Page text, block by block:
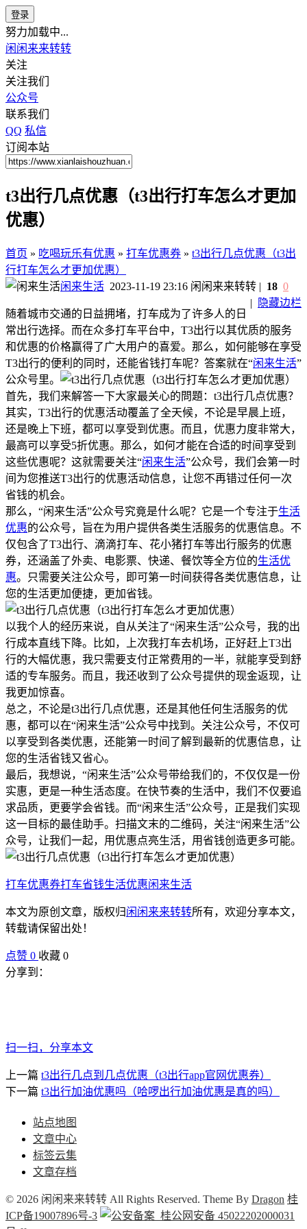
登录
努力加载中...
闲闲来来转转
关注
关注我们
公众号
联系我们
QQ 私信
订阅本站
t3出行几点优惠（t3出行打车怎么才更加
优惠）
首页 » 吃喝玩乐有优惠 » 打车优惠券 » t3出行几点优惠（t3出
行打车怎么才更加优惠）
闲来生活 2023-11-19 23:16 闲闲来来转转
|
隐藏边栏
| 18 0
随着城市交通的日益拥堵，打车成为了许多人的日
常出行选择。而在众多打车平台中，T3出行以其优质的服务
和优惠的价格赢得了广大用户的喜爱。那么，如何能够在享受
T3出行的便利的同时，还能省钱打车呢？答案就在“闲来生活”
公众号里。
首先，我们来解答一下大家最关心的問題：t3出行几点优惠？
其实，T3出行的优惠活动覆盖了全天候，不论是早晨上班，
还是晚上下班，都可以享受到优惠。而且，优惠力度非常大，
最高可以享受5折优惠。那么，如何才能在合适的时间享受到
这些优惠呢？这就需要关注“闲来生活”公众号，我们会第一时
间为您推送T3出行的优惠活动信息，让您不再错过任何一次
省钱的机会。
那么，“闲来生活”公众号究竟是什么呢？它是一个专注于生活
优惠的公众号，旨在为用户提供各类生活服务的优惠信息。不
仅包含了T3出行、滴滴打车、花小猪打车等出行服务的优惠
券，还涵盖了外卖、电影票、快递、餐饮等全方位的生活优
惠。只需要关注公众号，即可第一时间获得各类优惠信息，让
您的生活更加便捷，更加省钱。
以我个人的经历来说，自从关注了“闲来生活”公众号，我的出
行成本直线下降。比如，上次我打车去机场，正好赶上T3出
行的大幅优惠，我只需要支付正常费用的一半，就能享受到舒
适的专车服务。而且，我还收到了公众号提供的现金返现，让
我更加惊喜。
总之，不论是t3出行几点优惠，还是其他任何生活服务的优
惠，都可以在“闲来生活”公众号中找到。关注公众号，不仅可
以享受到各类优惠，还能第一时间了解到最新的优惠信息，让
您的生活省钱又省心。
最后，我想说，“闲来生活”公众号带给我们的，不仅仅是一份
实惠，更是一种生活态度。在快节奏的生活中，我们不仅要追
求品质，更要学会省钱。而“闲来生活”公众号，正是我们实现
这一目标的最佳助手。扫描文末的二维码，关注“闲来生活”公
众号，让我们一起，用优惠点亮生活，用省钱创造更多可能。
打车优惠券打车省钱生活优惠闲来生活
本文为原创文章，版权归闲闲来来转转所有，欢迎分享本文，
转载请保留出处！
点赞 0 收藏 0
分享到：
扫一扫，分享本文
上一篇 t3出行几点到几点优惠（t3出行app官网优惠券）
下一篇 t3出行加油优惠吗（哈啰出行加油优惠是真的吗）
站点地图
文章中心
标签云集
文章存档
© 2026 闲闲来来转转 All Rights Reserved. Theme By Dragon 桂
ICP备19007896号-3
桂公网安备 45022202000031